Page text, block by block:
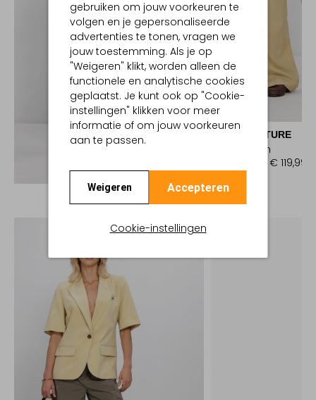
gebruiken om jouw voorkeuren te
volgen en je gepersonaliseerde
advertenties te tonen, vragen we
jouw toestemming. Als je op
"Weigeren" klikt, worden alleen de
functionele en analytische cookies
geplaatst. Je kunt ook op "Cookie-
instellingen" klikken voor meer
informatie of om jouw voorkeuren
aan te passen.
Weigeren Accepteren
Cookie-instellingen
Ontdek de look
CO'COUTURE
Pantalon
€ 119,99